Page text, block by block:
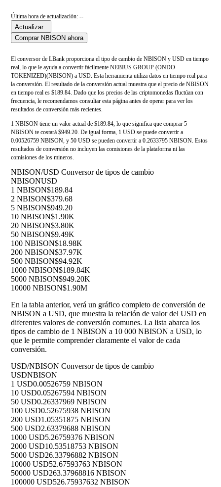
Última hora de actualización: --
Actualizar
Comprar NBISON ahora
El conversor de LBank proporciona el tipo de cambio de NBISON y USD en tiempo
real, lo que le ayuda a convertir fácilmente NEBIUS GROUP (ONDO
TOKENIZED)(NBISON) a USD. Esta herramienta utiliza datos en tiempo real para
la conversión. El resultado de la conversión actual muestra que el precio de NBISON
en tiempo real es $189.84. Dado que los precios de las criptomonedas fluctúan con
frecuencia, le recomendamos consultar esta página antes de operar para ver los
resultados de conversión más recientes.
1 NBISON tiene un valor actual de $189.84, lo que significa que comprar 5
NBISON te costará $949.20. De igual forma, 1 USD se puede convertir a
0.00526759 NBISON, y 50 USD se pueden convertir a 0.2633795 NBISON. Estos
resultados de conversión no incluyen las comisiones de la plataforma ni las
comisiones de los mineros.
NBISON/USD Conversor de tipos de cambio
NBISONUSD
1 NBISON$189.84
2 NBISON$379.68
5 NBISON$949.20
10 NBISON$1.90K
20 NBISON$3.80K
50 NBISON$9.49K
100 NBISON$18.98K
200 NBISON$37.97K
500 NBISON$94.92K
1000 NBISON$189.84K
5000 NBISON$949.20K
10000 NBISON$1.90M
En la tabla anterior, verá un gráfico completo de conversión de
NBISON a USD, que muestra la relación de valor del USD en
diferentes valores de conversión comunes. La lista abarca los
tipos de cambio de 1 NBISON a 10 000 NBISON a USD, lo
que le permite comprender claramente el valor de cada
conversión.
USD/NBISON Conversor de tipos de cambio
USDNBISON
1 USD0.00526759 NBISON
10 USD0.05267594 NBISON
50 USD0.26337969 NBISON
100 USD0.52675938 NBISON
200 USD1.05351875 NBISON
500 USD2.63379688 NBISON
1000 USD5.26759376 NBISON
2000 USD10.53518753 NBISON
5000 USD26.33796882 NBISON
10000 USD52.67593763 NBISON
50000 USD263.37968816 NBISON
100000 USD526.75937632 NBISON